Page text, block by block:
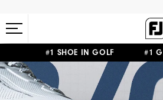
#1 SHOE IN GOLF #1